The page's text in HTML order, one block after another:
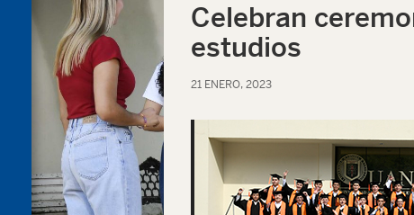
Celebran
estudios
21 ENERO, 2023